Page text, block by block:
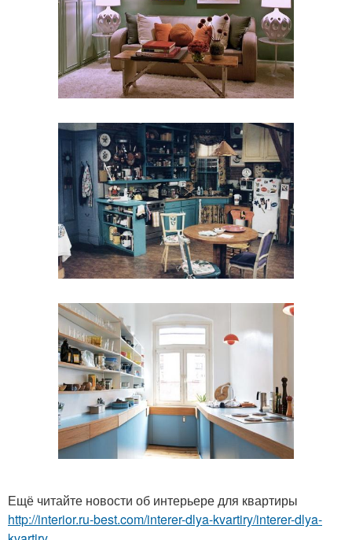
Ещё читайте новости об интерьере для квартиры
http://interior.ru-best.com/interer-dlya-kvartiry/interer-dlya-